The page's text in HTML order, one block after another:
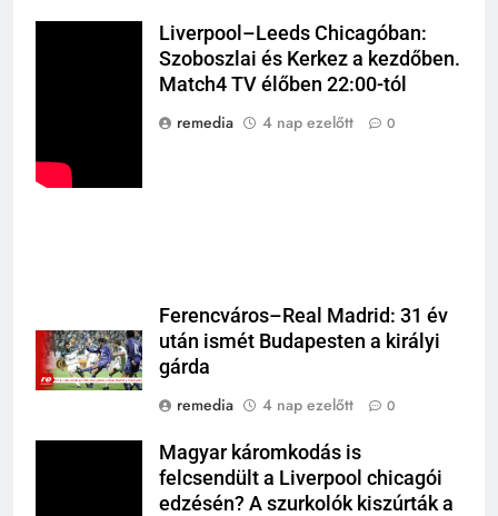
Liverpool–Leeds Chicagóban:
Szoboszlai és Kerkez a kezdőben.
Match4 TV élőben 22:00-tól
remedia
4 nap ezelőtt 0
Ferencváros–Real Madrid: 31 év
után ismét Budapesten a királyi
gárda
remedia
4 nap ezelőtt 0
Magyar káromkodás is
felcsendült a Liverpool chicagói
edzésén? A szurkolók kiszúrták a